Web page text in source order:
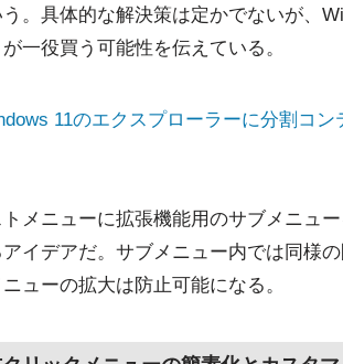
。具体的な解決策は定かでないが、
一役買う可能性を伝えている。
11のエクスプローラーに分割コ
メニューに拡張機能用のサブメニュ
イデアだ。サブメニュー内では同様
ューの拡大は防止可能になる。